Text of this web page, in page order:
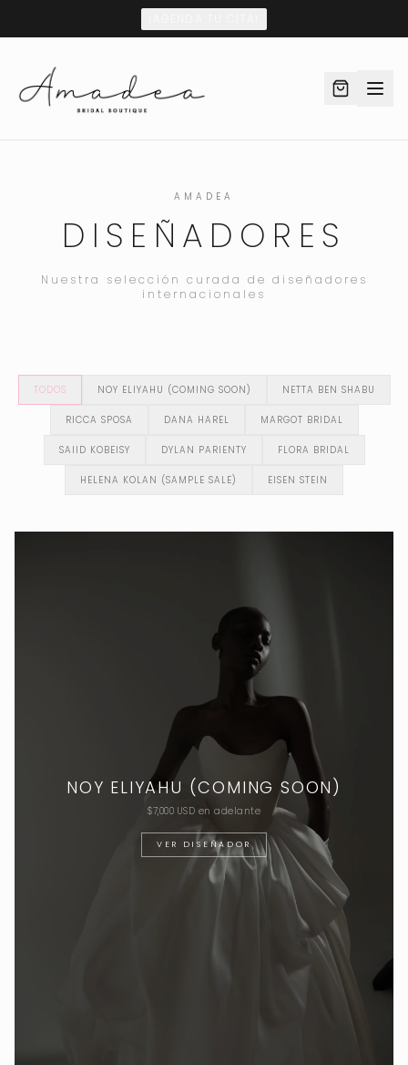
AMADEA
DISEÑADORES
Nuestra selección curada de diseñadores
internacionales
TODOS NOY ELIYAHU (COMING SOON) NETTA BEN SHABU
RICCA SPOSA DANA HAREL MARGOT BRIDAL
SAIID KOBEISY DYLAN PARIENTY FLORA BRIDAL
HELENA KOLAN (SAMPLE SALE) EISEN STEIN
NOY ELIYAHU (COMING SOON)
$7,000 USD en adelante
VER DISEÑADOR